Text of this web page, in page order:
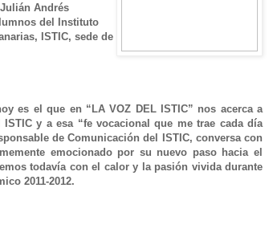
Andrés
del Instituto
ISTIC, sede de
es el que en “LA VOZ DEL ISTIC” nos acerca a
y a esa “fe vocacional que me trae cada día
de Comunicación del ISTIC, conversa con
emocionado por su nuevo paso hacia el
todavía con el calor y la pasión vivida durante
2011-2012.